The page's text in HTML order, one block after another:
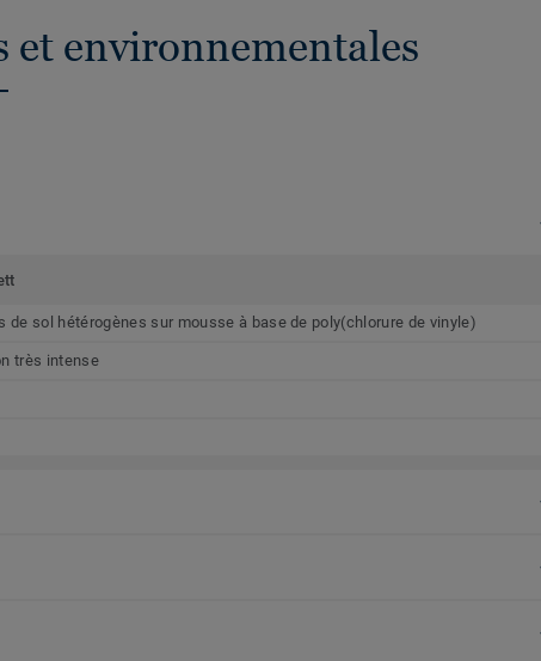
et environnementales
de sol hétérogènes sur mousse à base de poly(chlorure de vinyle)
très intense